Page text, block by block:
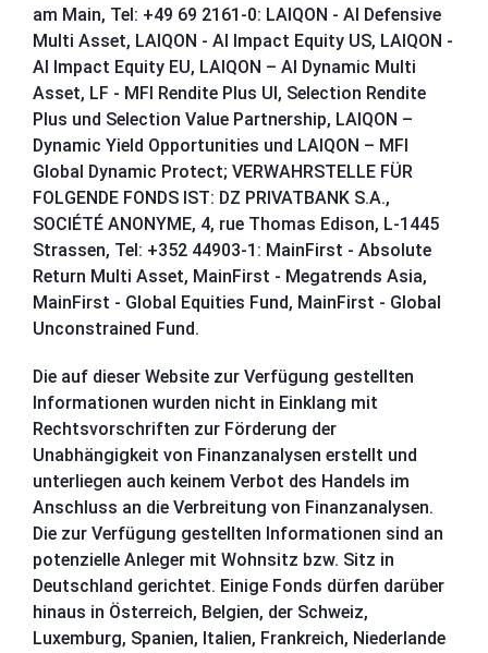
am Main, Tel: +49 69 2161-0: LAIQON - AI Defensive
Multi Asset, LAIQON - AI Impact Equity US, LAIQON -
AI Impact Equity EU, LAIQON – AI Dynamic Multi
Asset, LF - MFI Rendite Plus UI, Selection Rendite
Plus und Selection Value Partnership, LAIQON –
Dynamic Yield Opportunities und LAIQON – MFI
Global Dynamic Protect; VERWAHRSTELLE FÜR
FOLGENDE FONDS IST: DZ PRIVATBANK S.A.,
SOCIÉTÉ ANONYME, 4, rue Thomas Edison, L-1445
Strassen, Tel: +352 44903-1: MainFirst - Absolute
Return Multi Asset, MainFirst - Megatrends Asia,
MainFirst - Global Equities Fund, MainFirst - Global
Unconstrained Fund.
Die auf dieser Website zur Verfügung gestellten
Informationen wurden nicht in Einklang mit
Rechtsvorschriften zur Förderung der
Unabhängigkeit von Finanzanalysen erstellt und
unterliegen auch keinem Verbot des Handels im
Anschluss an die Verbreitung von Finanzanalysen.
Die zur Verfügung gestellten Informationen sind an
potenzielle Anleger mit Wohnsitz bzw. Sitz in
Deutschland gerichtet. Einige Fonds dürfen darüber
hinaus in Österreich, Belgien, der Schweiz,
Luxemburg, Spanien, Italien, Frankreich, Niederlande